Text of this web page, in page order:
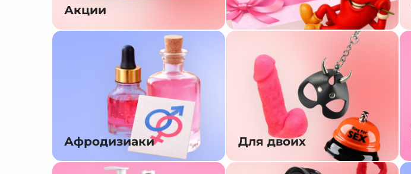
Акции
Афродизиаки Для двоих